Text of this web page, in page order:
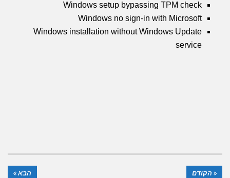
Windows setup bypassing TPM check
Windows no sign-in with Microsoft
Windows installation without Windows Update
service
« הקודם הבא »